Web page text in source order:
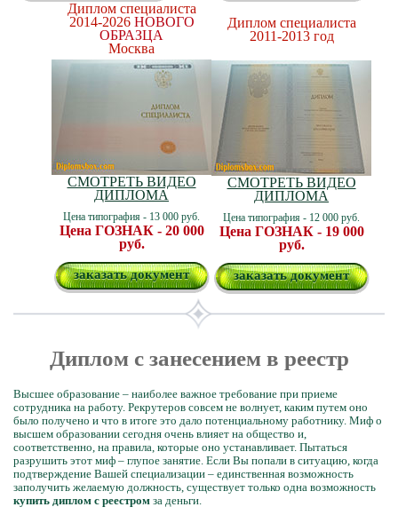
Диплом специалиста
2014-2026 НОВОГО
ОБРАЗЦА
Москва
СМОТРЕТЬ ВИДЕО
ДИПЛОМА
Цена типография - 13 000 руб.
Цена ГОЗНАК - 20 000
руб.
заказать документ
Диплом специалиста
2011-2013 год
СМОТРЕТЬ ВИДЕО
ДИПЛОМА
Цена типография - 12 000 руб.
Цена ГОЗНАК - 19 000
руб.
заказать документ
Диплом с занесением в реестр
Высшее образование – наиболее важное требование при приеме
сотрудника на работу. Рекрутеров совсем не волнует, каким путем оно
было получено и что в итоге это дало потенциальному работнику. Миф о
высшем образовании сегодня очень влияет на общество и,
соответственно, на правила, которые оно устанавливает. Пытаться
разрушить этот миф – глупое занятие. Если Вы попали в ситуацию, когда
подтверждение Вашей специализации – единственная возможность
заполучить желаемую должность, существует только одна возможность
купить диплом с реестром за деньги.